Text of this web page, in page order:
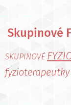
Skupinové
SKUPINOVÉ